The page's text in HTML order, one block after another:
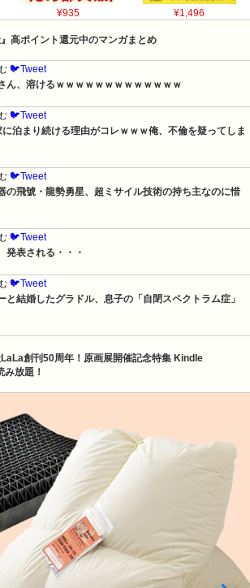
¥935 ¥1,496
高ポイント還元中のマンガまとめ
🐦Tweet
ん、溶けるｗｗｗｗｗｗｗｗｗｗｗｗｗ
🐦Tweet
に泊まり続ける理由がコレｗｗｗ俺、不倫を疑ってしま
🐦Tweet
の飛號・龍勢勇星、超ミサイル技術の持ち主なのに惜
🐦Tweet
発表される・・・
🐦Tweet
と結婚したグラドル、息子の「自閉スペクトラム症」
LaLa創刊50周年！原画展開催記念特集 Kindle
放題！